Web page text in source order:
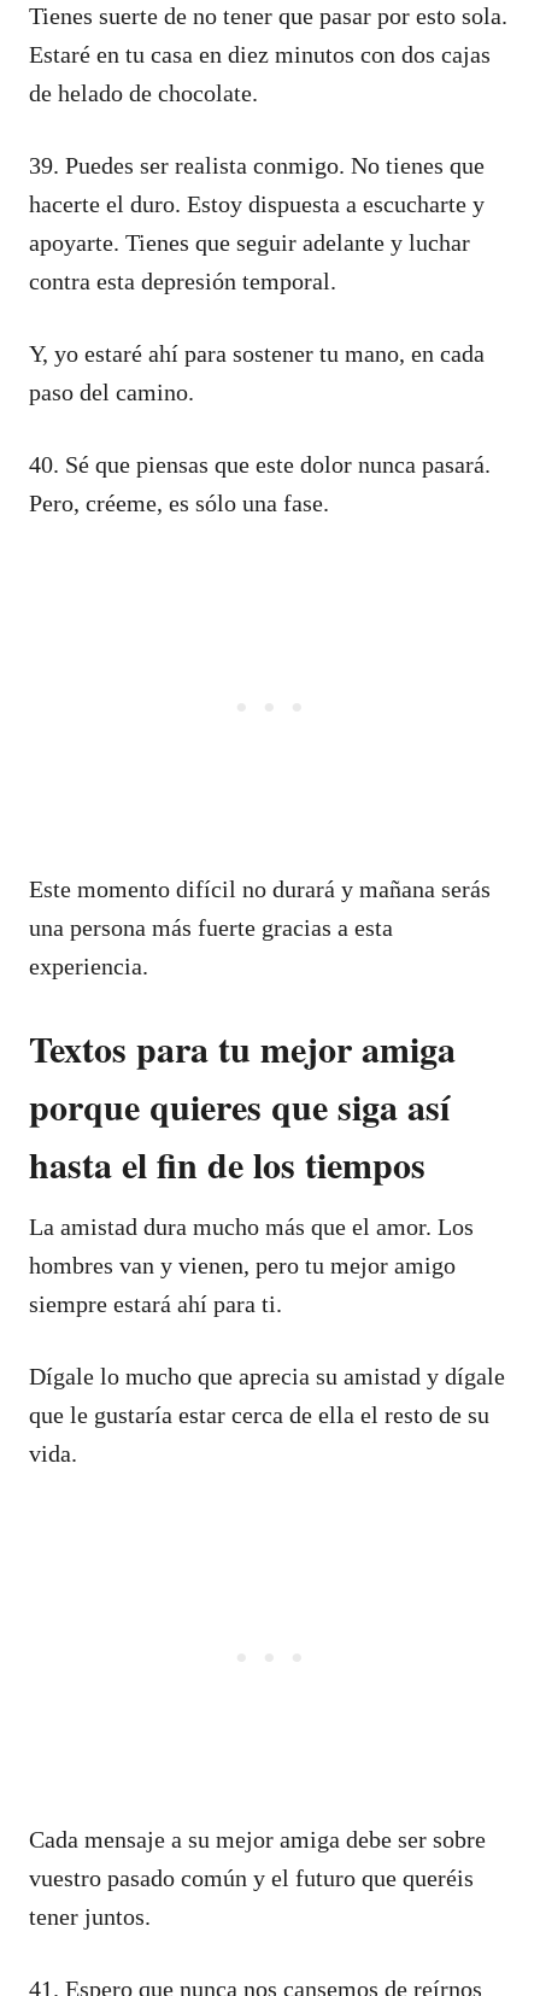
Tienes suerte de no tener que pasar por esto sola.
Estaré en tu casa en diez minutos con dos cajas
de helado de chocolate.
39. Puedes ser realista conmigo. No tienes que
hacerte el duro. Estoy dispuesta a escucharte y
apoyarte. Tienes que seguir adelante y luchar
contra esta depresión temporal.
Y, yo estaré ahí para sostener tu mano, en cada
paso del camino.
40. Sé que piensas que este dolor nunca pasará.
Pero, créeme, es sólo una fase.
Este momento difícil no durará y mañana serás
una persona más fuerte gracias a esta
experiencia.
Textos para tu mejor amiga
porque quieres que siga así
hasta el fin de los tiempos
La amistad dura mucho más que el amor. Los
hombres van y vienen, pero tu mejor amigo
siempre estará ahí para ti.
Dígale lo mucho que aprecia su amistad y dígale
que le gustaría estar cerca de ella el resto de su
vida.
Cada mensaje a su mejor amiga debe ser sobre
vuestro pasado común y el futuro que queréis
tener juntos.
41. Espero que nunca nos cansemos de reírnos